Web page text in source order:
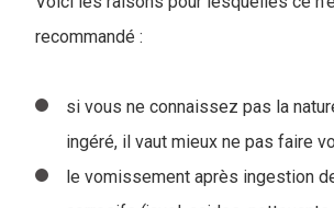
recommandé :
si vous ne connaissez pas la
ingéré, il vaut mieux ne pas faire
le vomissement après ingestion